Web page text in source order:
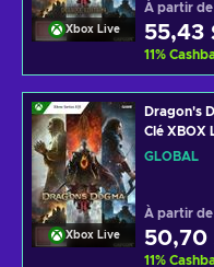
Xbox Live
À partir de
55,43
11%
Xbox Live
Dragon's
Clé XBOX
GLOBAL
À partir de
50,70
11%